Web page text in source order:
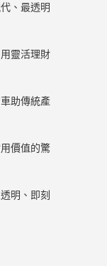
、最透明
靈活理財
助傳統產
價值的驚
明、即刻